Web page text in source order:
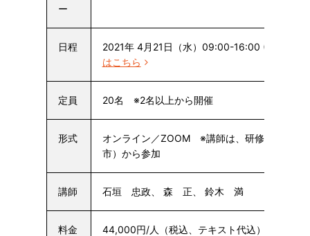
ー
日程
2021年 4月21日（水）09:00-16:00 (休憩1
はこちら
定員 20名 ※2名以上から開催
形式
オンライン／ZOOM ※講師は、研修センター
市）から参加
講師 石垣 忠政、 森 正、 鈴木 満
料金
44,000円/人（税込、テキスト代込）